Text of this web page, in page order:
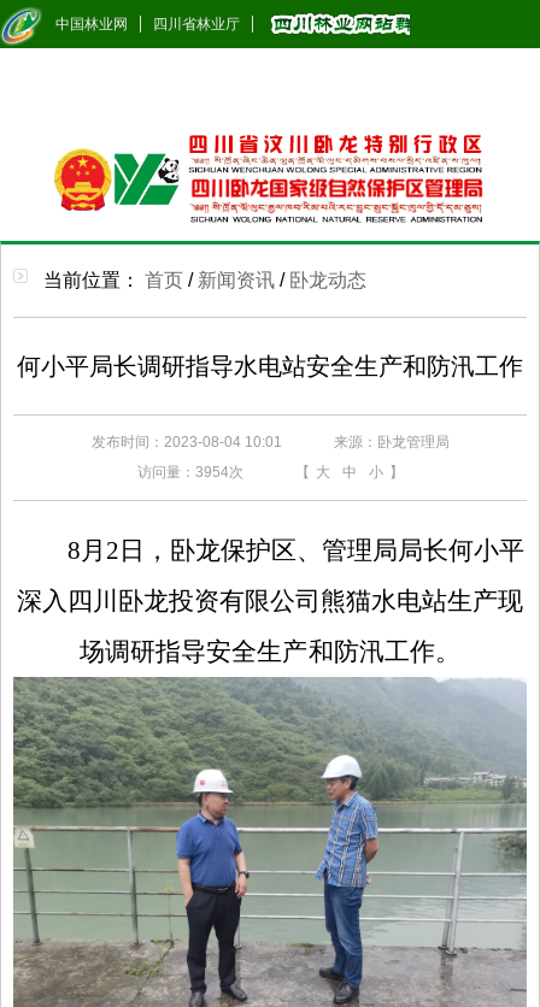
中国林业网 四川省林业厅
当前位置： 首页 / 新闻资讯 / 卧龙动态
何小平局长调研指导水电站安全生产和防汛工作
发布时间：2023-08-04 10:01
来源：卧龙管理局
访问量： 3954次 【 大 中 小 】
8月 2 日，卧龙保护区、管理局局长何小平
深入四川卧龙投资有限公司熊猫水电站生产现
场调研指导安全生产和防汛工作。